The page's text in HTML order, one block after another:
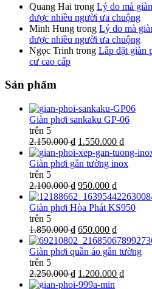
Quang Hai trong Lý do mà
được nhiều người ưa chuộng
Minh Hung trong Lý do mà
được nhiều người ưa chuộng
Ngọc Trinh trong Lắp đặt giàn
cư cao cấp
Sản phẩm
Giàn phơi sankaku GP-06
trên 5
2.150.000 ₫ 1.550.000 ₫
Giàn phơi gắn tường inox
trên 5
2.100.000 ₫ 950.000 ₫
Giàn phơi Hòa Phát KS950
trên 5
1.850.000 ₫ 650.000 ₫
Giàn phơi quần áo gắn tường
trên 5
2.250.000 ₫ 1.200.000 ₫